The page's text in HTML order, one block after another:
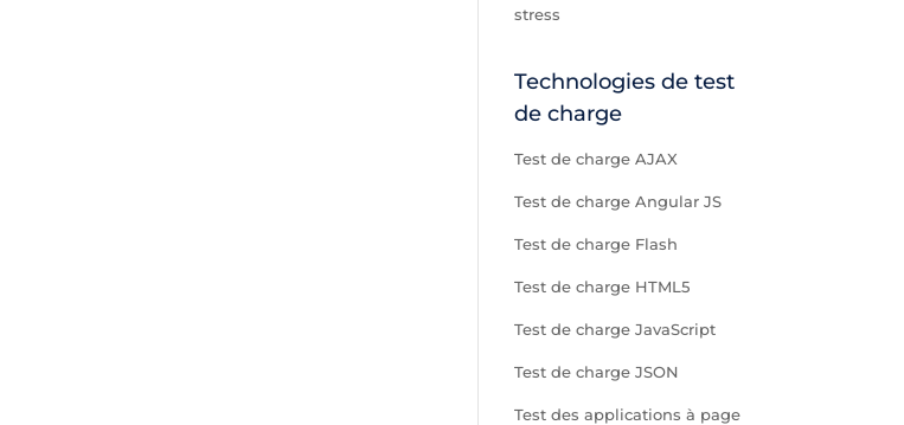
stress
Technologies de test
de charge
Test de charge AJAX
Test de charge Angular JS
Test de charge Flash
Test de charge HTML5
Test de charge JavaScript
Test de charge JSON
Test des applications à page